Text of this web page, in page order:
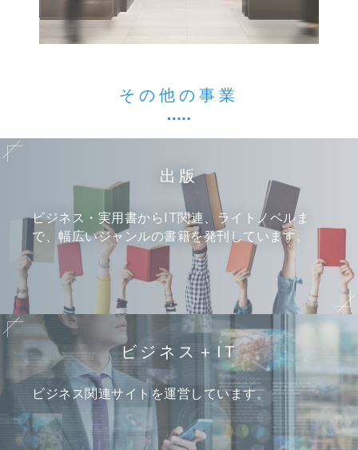
その他の事業
出版
ビジネス・実用書からIT関連、ライトノベルま
で、幅広いジャンルの書籍を発刊しています。
ビジネス＋IT
ビジネス関連サイトを運営しています。